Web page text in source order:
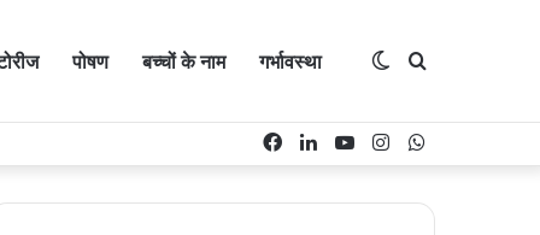
पोषण बच्चों के नाम गर्भावस्था Search
Switch
Instagram
YouTube
LinkedIn
Facebook